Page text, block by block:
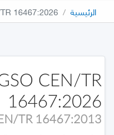
الرئيسية 16467:2026
CEN/TR
16467:2026
TR 16467:2013